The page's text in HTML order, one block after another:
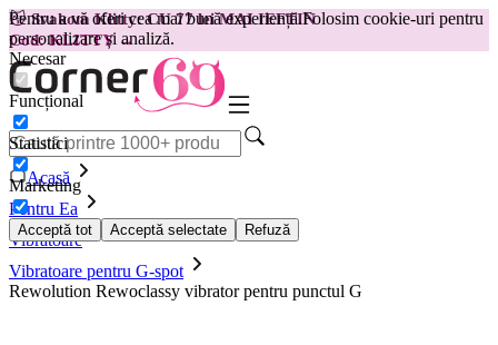
Pentru a vă oferi cea mai bună experiență.Folosim cookie-uri pentru
personalizare și analiză.
Necesar
Funcțional
Statistici
Marketing
Acceptă tot Acceptă selectate Refuză
😽Svakom Klitty: CU 77 lei MAI IEFTIN
Cod: KLITTY →
Acasă
Pentru Ea
Vibratoare
Vibratoare pentru G-spot
Rewolution Rewoclassy vibrator pentru punctul G